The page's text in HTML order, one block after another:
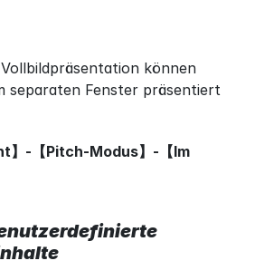
können
separaten Fenster präsentiert
】-【Pitch-Modus】-【Im